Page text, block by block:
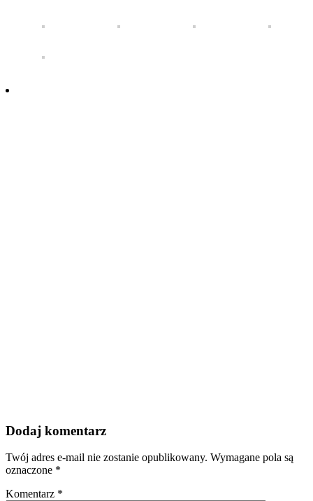
Dodaj komentarz
Twój adres e-mail nie zostanie opublikowany. Wymagane pola są
oznaczone *
Komentarz *